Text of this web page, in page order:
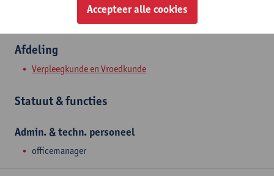
Afdeling
Verpleegkunde en Vroedkunde
Statuut & functies
Admin. & techn. personeel
officemanager
Accepteer alle cookies